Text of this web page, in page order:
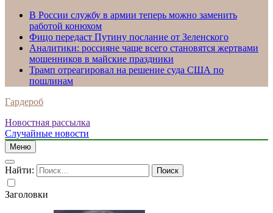
В России службу в армии теперь можно заменить
работой конюхом
Фицо передаст Путину послание от Зеленского
Аналитики: россияне чаще всего становятся жертвами
мошенников в майские праздники
Трамп отреагировал на решение суда США по
пошлинам
Гардероб
Новостная рассылка
Случайные новости
Меню
Найти:
Заголовки